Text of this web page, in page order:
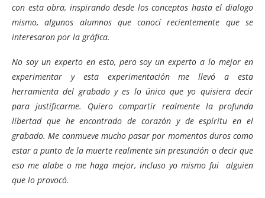
con esta obra, inspirando desde los conceptos hasta el dialogo
mismo, algunos alumnos que conocí recientemente que se
interesaron por la gráfica.
No soy un experto en esto, pero soy un experto a lo mejor en
experimentar y esta experimentación me llevó a esta
herramienta del grabado y es lo único que yo quisiera decir
para justificarme. Quiero compartir realmente la profunda
libertad que he encontrado de corazón y de espíritu en el
grabado. Me conmueve mucho pasar por momentos duros como
estar a punto de la muerte realmente sin presunción o decir que
eso me alabe o me haga mejor, incluso yo mismo fui alguien
que lo provocó.